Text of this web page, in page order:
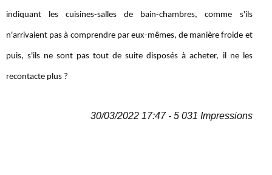
indiquant les cuisines-salles de bain-chambres, comme s'ils
n'arrivaient pas à comprendre par eux-mêmes, de manière froide et
puis, s'ils ne sont pas tout de suite disposés à acheter, il ne les
recontacte plus ?
30/03/2022 17:47 - 5 031 Impressions